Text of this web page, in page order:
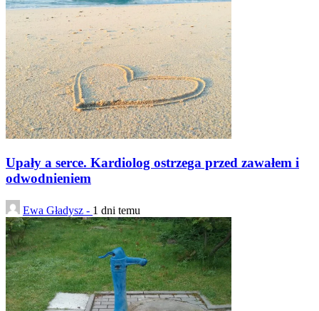
Upały a serce. Kardiolog ostrzega przed zawałem i
odwodnieniem
Ewa Gładysz - 1 dni temu